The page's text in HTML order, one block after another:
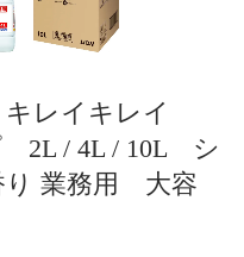
レイキレイ
2L / 4L / 10L シ
り 業務用 大容